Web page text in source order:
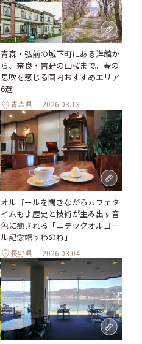
青森・弘前の城下町にある洋館か
ら、奈良・吉野の山桜まで。春の
息吹を感じる国内おすすめエリア
6選
青森県 2026.03.13
オルゴールを聞きながらカフェタ
イムも♪歴史と技術が生み出す音
色に癒される「ニデックオルゴー
ル記念館すわのね」
長野県 2026.03.04